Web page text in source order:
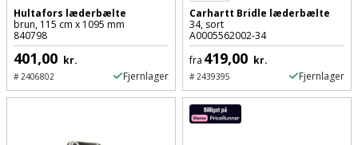
Hultafors læderbælte
brun, 115 cm x 1095 mm
840798
401,00 kr.
#2406802 Fjernlager
Carhartt Bridle læderbælte
34, sort
A0005562002-34
fra 419,00 kr.
#2439395 Fjernlager